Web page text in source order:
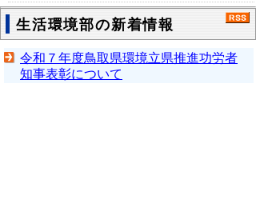
生活環境部の新着情報
令和７年度鳥取県環境立県推進功労者
知事表彰について